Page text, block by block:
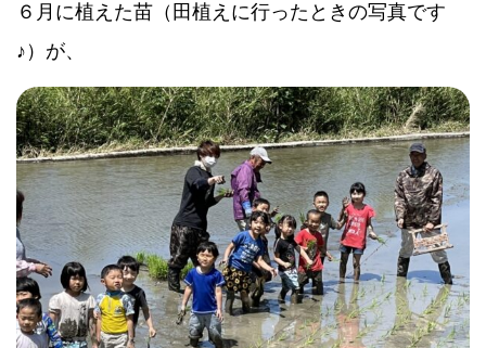
６月に植えた苗（田植えに行ったときの写真です
♪）が、